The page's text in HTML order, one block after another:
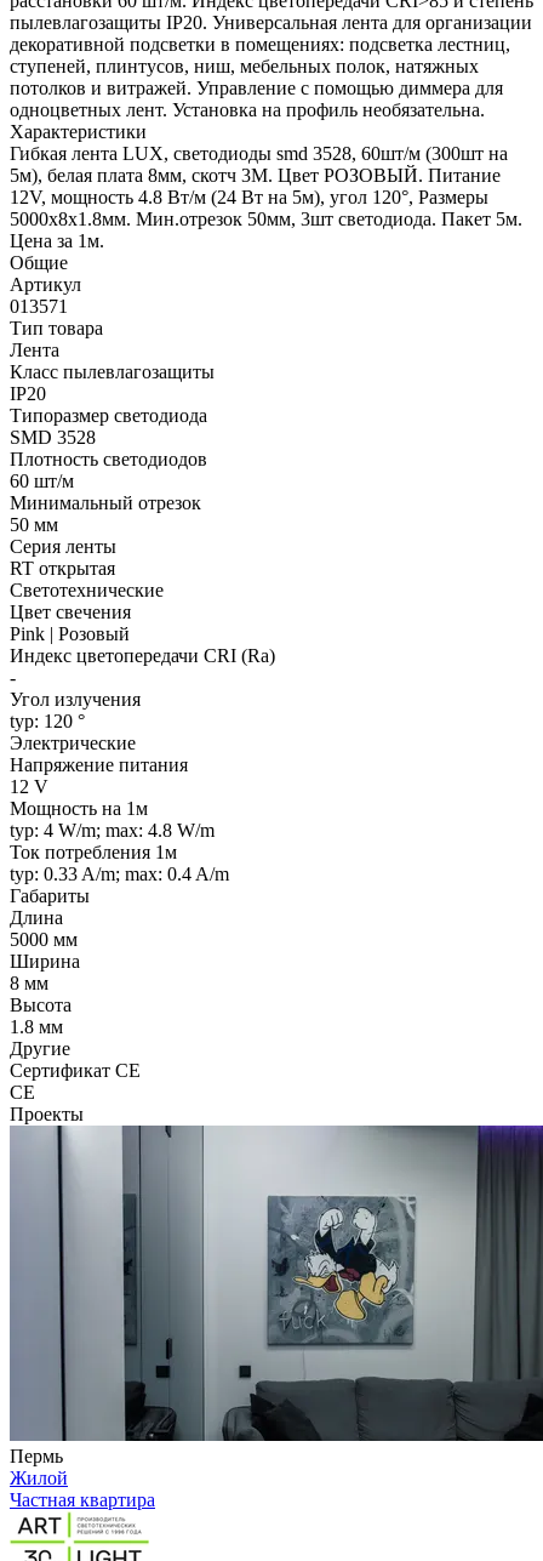
пылевлагозащиты IP20. Универсальная лента для организации
декоративной подсветки в помещениях: подсветка лестниц,
ступеней, плинтусов, ниш, мебельных полок, натяжных
потолков и витражей. Управление с помощью диммера для
одноцветных лент. Установка на профиль необязательна.
Характеристики
Гибкая лента LUX, светодиоды smd 3528, 60шт/м (300шт на
5м), белая плата 8мм, скотч 3М. Цвет РОЗОВЫЙ. Питание
12V, мощность 4.8 Вт/м (24 Вт на 5м), угол 120°, Размеры
5000х8x1.8мм. Мин.отрезок 50мм, 3шт светодиода. Пакет 5м.
Цена за 1м.
Общие
Артикул
013571
Тип товара
Лента
Класс пылевлагозащиты
IP20
Типоразмер светодиода
SMD 3528
Плотность светодиодов
60 шт/м
Минимальный отрезок
50 мм
Серия ленты
RT открытая
Светотехнические
Цвет свечения
Pink | Розовый
Индекс цветопередачи CRI (Ra)
-
Угол излучения
typ: 120 °
Электрические
Напряжение питания
12 V
Мощность на 1м
typ: 4 W/m; max: 4.8 W/m
Ток потребления 1м
typ: 0.33 A/m; max: 0.4 A/m
Габариты
Длина
5000 мм
Ширина
8 мм
Высота
1.8 мм
Другие
Сертификат CE
CE
Проекты
Пермь
Жилой
Частная квартира